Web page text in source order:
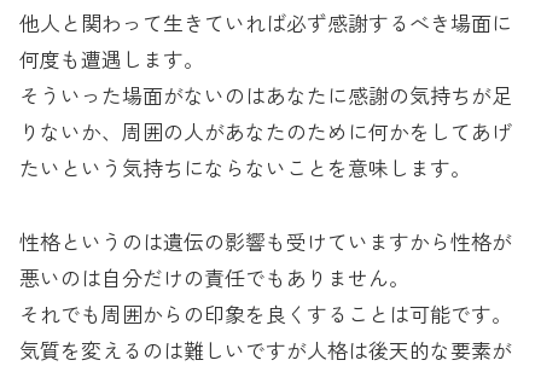
他人と関わって生きていれば必ず感謝するべき場面に
何度も遭遇します。
そういった場面がないのはあなたに感謝の気持ちが足
りないか、周囲の人があなたのために何かをしてあげ
たいという気持ちにならないことを意味します。
性格というのは遺伝の影響も受けていますから性格が
悪いのは自分だけの責任でもありません。
それでも周囲からの印象を良くすることは可能です。
気質を変えるのは難しいですが人格は後天的な要素が